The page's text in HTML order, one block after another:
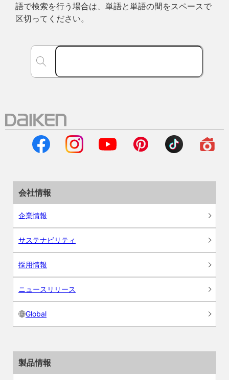
語で検索を行う場合は、単語と単語の間をスペースで
区切ってください。
会社情報
企業情報
サステナビリティ
採用情報
ニュースリリース
Global
製品情報